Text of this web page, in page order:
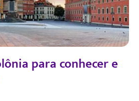
para conhecer e